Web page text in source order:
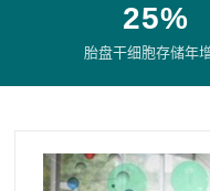
25%
胎盘干细胞存储年